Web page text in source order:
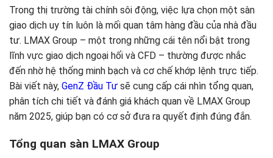
Trong thị trường tài chính sôi động, việc lựa chọn một sàn
giao dịch uy tín luôn là mối quan tâm hàng đầu của nhà đầu
tư. LMAX Group – một trong những cái tên nổi bật trong
lĩnh vực giao dịch ngoại hối và CFD – thường được nhắc
đến nhờ hệ thống minh bạch và cơ chế khớp lệnh trực tiếp.
Bài viết này, GenZ Đầu Tư sẽ cung cấp cái nhìn tổng quan,
phân tích chi tiết và đánh giá khách quan về LMAX Group
năm 2025, giúp bạn có cơ sở đưa ra quyết định đúng đắn.
Tổng quan sàn LMAX Group